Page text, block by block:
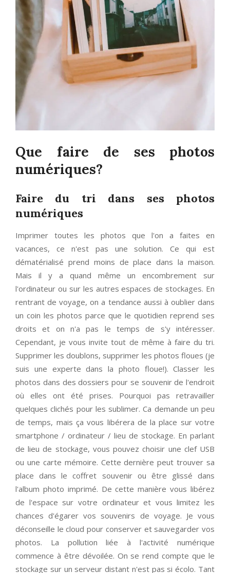
Que faire de ses photos
numériques?
Faire du tri dans ses photos
numériques
Imprimer toutes les photos que l'on a faites en
vacances, ce n'est pas une solution. Ce qui est
dématérialisé prend moins de place dans la maison.
Mais il y a quand même un encombrement sur
l'ordinateur ou sur les autres espaces de stockages. En
rentrant de voyage, on a tendance aussi à oublier dans
un coin les photos parce que le quotidien reprend ses
droits et on n'a pas le temps de s'y intéresser.
Cependant, je vous invite tout de même à faire du tri.
Supprimer les doublons, supprimer les photos floues (je
suis une experte dans la photo floue!). Classer les
photos dans des dossiers pour se souvenir de l'endroit
où elles ont été prises. Pourquoi pas retravailler
quelques clichés pour les sublimer. Ca demande un peu
de temps, mais ça vous libérera de la place sur votre
smartphone / ordinateur / lieu de stockage. En parlant
de lieu de stockage, vous pouvez choisir une clef USB
ou une carte mémoire. Cette dernière peut trouver sa
place dans le coffret souvenir ou être glissé dans
l'album photo imprimé. De cette manière vous libérez
de l'espace sur votre ordinateur et vous limitez les
chances d'égarer vos souvenirs de voyage. Je vous
déconseille le cloud pour conserver et sauvegarder vos
photos. La pollution liée à l'activité numérique
commence à être dévoilée. On se rend compte que le
stockage sur un serveur distant n'est pas si écolo. Tant